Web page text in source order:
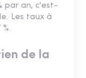
par an, c'est-
Les taux à
de la